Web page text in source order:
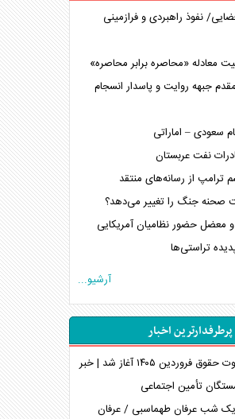
نفوذ راهبردی و فرازمینی
معادله «محاصره برابر محاصره»
جبهه روایت و پاسدار انسجام
سعودی – اماراتی
نفت عربستان
از رسانه‌های منتقد
صحنه جنگ را تغییر می‌دهد؟
حضور نظامیان آمریکایی
تراستی‌ها
مشترک تل‌آویو-واشنگتن
در نقطه کور سیاستگذاری
خزر در راستای منافع ملی است؟
مخرب آمریکا در غرب آسیا
آرشیو...
پرطرفدارترین اخبار
واریز مابه‌التفاوت حقوق فروردین ۱۴۰۵ آغاز شد | خبر
تأمین اجتماعی
یک شب عرفان طهماسبی / عرفان